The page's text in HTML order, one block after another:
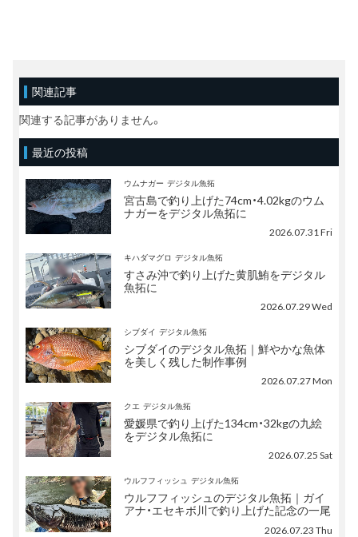
関連記事
関連する記事がありません。
最近の投稿
ウムナガー デジタル魚拓
宮古島で釣り上げた74cm・4.02kgのウム
ナガーをデジタル魚拓に
2026.07.31 Fri
キハダマグロ デジタル魚拓
すさみ沖で釣り上げた黄肌鮪をデジタル
魚拓に
2026.07.29 Wed
シブダイ デジタル魚拓
シブダイのデジタル魚拓｜鮮やかな魚体
を美しく残した制作事例
2026.07.27 Mon
クエ デジタル魚拓
愛媛県で釣り上げた134cm・32kgの九絵
をデジタル魚拓に
2026.07.25 Sat
ウルフフィッシュ デジタル魚拓
ウルフフィッシュのデジタル魚拓｜ガイ
アナ・エセキボ川で釣り上げた記念の一尾
2026.07.23 Thu